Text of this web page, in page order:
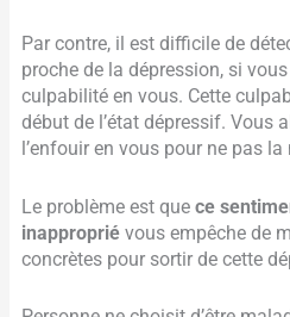
Par contre, il est difficile de
proche de la dépression, si
culpabilité en vous. Cette
début de l’état dépressif. Vous
l’enfouir en vous pour ne pas la
Le problème est quece
inapproprié vous empêche de
concrètes pour sortir de cette